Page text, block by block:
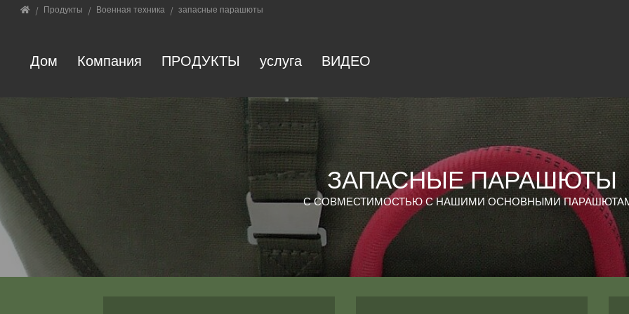
HomeПродукты Военная техника запасные парашюты
Дом Компания ПРОДУКТЫ услуга ВИДЕО
ЗАПАСНЫЕ ПАРАШЮТЫ
С СОВМЕСТИМОСТЬЮ С НАШИМИ ОСНОВНЫМИ